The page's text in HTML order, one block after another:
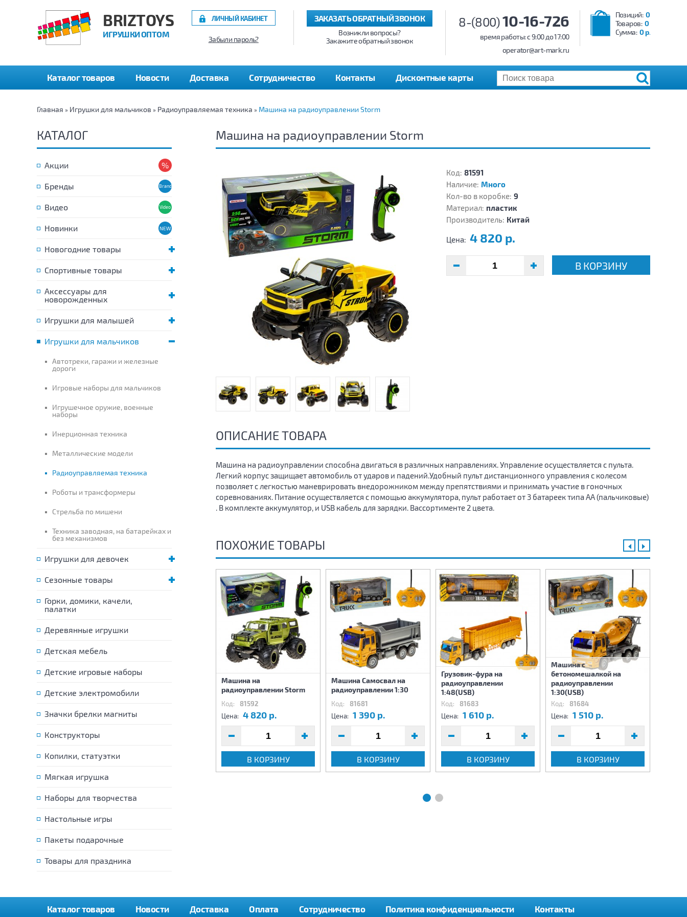
BRIZTOYS
ИГРУШКИ ОПТОМ
Позиций: 0
Товаров: 0
Сумма: 0 р.
8-(800)10-16-726
время работы: c 9:00 до 17:00
operator@art-mark.ru
ЗАКАЗАТЬ ОБРАТНЫЙ ЗВОНОК
Возникли вопросы?
Закажите обратный звонок
ЛИЧНЫЙ КАБИНЕТ
Забыли пароль?
Каталог товаров Новости Доставка Сотрудничество Контакты Дисконтные карты
Главная » Игрушки для мальчиков » Радиоуправляемая техника » Машина на радиоуправлении Storm
КАТАЛОГ
Акции
Бренды
Видео
Новинки
Новогодние товары
Спортивные товары
Аксессуары для
новорожденных
Игрушки для малышей
Игрушки для мальчиков
Автотреки, гаражи и железные
дороги
Игровые наборы для мальчиков
Игрушечное оружие, военные
наборы
Инерционная техника
Металлические модели
Радиоуправляемая техника
Роботы и трансформеры
Стрельба по мишени
Техника заводная, на батарейках и
без механизмов
Игрушки для девочек
Сезонные товары
Горки, домики, качели,
палатки
Деревянные игрушки
Детская мебель
Детские игровые наборы
Детские электромобили
Значки брелки магниты
Конструкторы
Копилки, статуэтки
Мягкая игрушка
Наборы для творчества
Настольные игры
Пакеты подарочные
Товары для праздника
Машина на радиоуправлении Storm
Код: 81591
Наличие: Много
Кол-во в коробке: 9
Материал: пластик
Производитель: Китай
Цена: 4 820 р.
В КОРЗИНУ
ОПИСАНИЕ ТОВАРА
Машина на радиоуправлении способна двигаться в различных направлениях. Управление осуществляется с пульта.
Легкий корпус защищает автомобиль от ударов и падений.Удобный пульт дистанционного управления с колесом
позволяет с легкостью маневрировать внедорожником между препятствиями и принимать участие в гоночных
соревнованиях. Питание осуществляется с помощью аккумулятора, пульт работает от 3 батареек типа АА (пальчиковые)
. В комплекте аккумулятор, и USB кабель для зарядки. Вассортименте 2 цвета.
ПОХОЖИЕ ТОВАРЫ
Машина Грузовик на
1 620 р.
В КОРЗИНУ
Машина с краном на
(USB)
Цена: 1 510 р.
Машина на
радиоуправлении Storm
Код: 81592
Цена: 4 820 р.
В КОРЗИНУ
Машина Самосвал на
радиоуправлении 1:30
Код: 81681
Цена: 1 390 р.
В КОРЗИНУ
Грузовик-фура на
радиоуправлении
1:48(USB)
Код: 81683
Цена: 1 610 р.
В КОРЗИНУ
Машина с
бетономешалкой на
радиоуправлении
1:30(USB)
Код: 81684
Цена: 1 510 р.
В КОРЗИНУ
Каталог товаров Новости Доставка Оплата Сотрудничество Политика конфиденциальности Контакты